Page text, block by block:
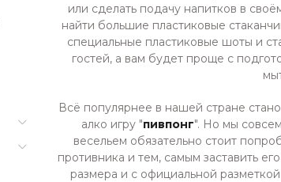
или сделать подачу напитков в
найти большие пластиковые
специальные пластиковые шоты и
гостей, а вам будет проще с
Всё популярнее в нашей стране
алко игру "пивпонг". Но мы
весельем обязательно стоит
противника и тем, самым заставить
размера и с официальной